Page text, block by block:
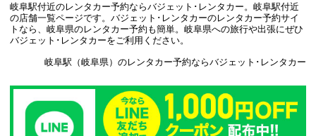
岐阜駅付近のレンタカー予約ならバジェット･レンタカー。岐阜駅付近
の店舗一覧ページです。バジェット･レンタカーのレンタカー予約サイ
トなら、岐阜県のレンタカー予約も簡単。岐阜県への旅行や出張にぜひ
バジェット･レンタカーをご利用ください。
岐阜駅（岐阜県）のレンタカー予約ならバジェット･レンタカー